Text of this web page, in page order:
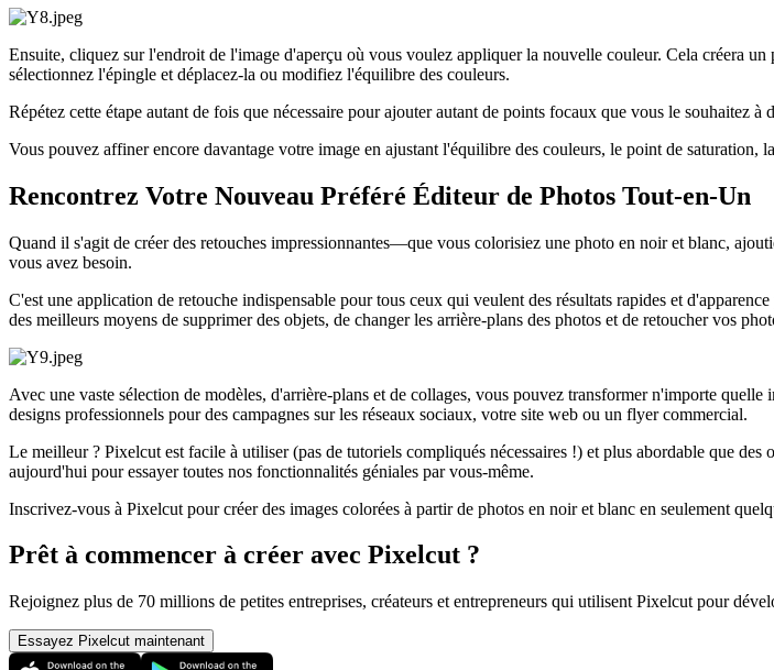
Ensuite, cliquez sur l'endroit de l'image d'aperçu où vous voulez appliquer la nouvelle couleur. Cela créera
sélectionnez l'épingle et déplacez-la ou modifiez l'équilibre des couleurs.
Répétez cette étape autant de fois que nécessaire pour ajouter autant de points focaux que vous le souhaitez à
Vous pouvez affiner encore davantage votre image en ajustant l'équilibre des couleurs, le point de saturation,
Rencontrez Votre Nouveau Préféré Éditeur de Photos Tout-en-Un
Quand il s'agit de créer des retouches impressionnantes—que vous colorisiez une photo en noir et blanc,
vous avez besoin.
C'est une application de retouche indispensable pour tous ceux qui veulent des résultats rapides et
des meilleurs moyens de supprimer des objets, de changer les arrière-plans des photos et de retoucher vos
Avec une vaste sélection de modèles, d'arrière-plans et de collages, vous pouvez transformer n'importe
designs professionnels pour des campagnes sur les réseaux sociaux, votre site web ou un flyer commercial.
Le meilleur ? Pixelcut est facile à utiliser (pas de tutoriels compliqués nécessaires !) et plus abordable que des
aujourd'hui pour essayer toutes nos fonctionnalités géniales par vous-même.
Inscrivez-vous à Pixelcut pour créer des images colorées à partir de photos en noir et blanc en seulement
Prêt à commencer à créer avec Pixelcut ?
Rejoignez plus de 70 millions de petites entreprises, créateurs et entrepreneurs qui utilisent Pixelcut pour
Essayez Pixelcut maintenant